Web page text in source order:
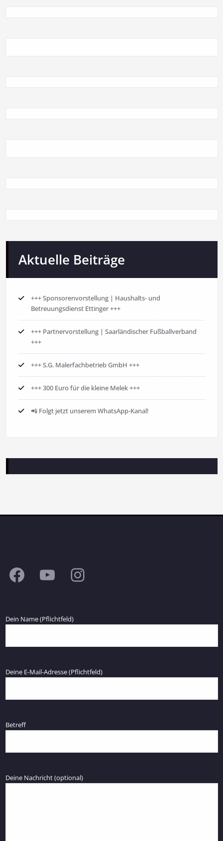
Aktuelle Beiträge
+++ Sponsorenvorstellung | Haushalts- und
Betreuungsdienst Ettinger +++
+++ Partnervorstellung | Saarländischer Fußballverband
+++
+++ S.G. Malerfachbetrieb GmbH +++
+++ 300 Euro für die kleine Melek +++
📲 Folgt jetzt unserem WhatsApp-Kanal!
Facebook
YouTubeInstagram
Dein Name (Pflichtfeld)
Deine E-Mail-Adresse (Pflichtfeld)
Betreff
Deine Nachricht (optional)